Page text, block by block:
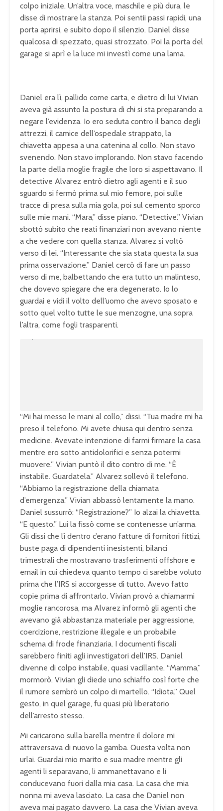
colpo iniziale. Un’altra voce, maschile e più dura, le
disse di mostrare la stanza. Poi sentii passi rapidi, una
porta aprirsi, e subito dopo il silenzio. Daniel disse
qualcosa di spezzato, quasi strozzato. Poi la porta del
garage si aprì e la luce mi investì come una lama.
Daniel era lì, pallido come carta, e dietro di lui Vivian
aveva già assunto la postura di chi si sta preparando a
negare l’evidenza. Io ero seduta contro il banco degli
attrezzi, il camice dell’ospedale strappato, la
chiavetta appesa a una catenina al collo. Non stavo
svenendo. Non stavo implorando. Non stavo facendo
la parte della moglie fragile che loro si aspettavano. Il
detective Alvarez entrò dietro agli agenti e il suo
sguardo si fermò prima sul mio femore, poi sulle
tracce di presa sulla mia gola, poi sul cemento sporco
sulle mie mani. “Mara,” disse piano. “Detective.” Vivian
sbottò subito che reati finanziari non avevano niente
a che vedere con quella stanza. Alvarez si voltò
verso di lei. “Interessante che sia stata questa la sua
prima osservazione.” Daniel cercò di fare un passo
verso di me, balbettando che era tutto un malinteso,
che dovevo spiegare che era degenerato. Io lo
guardai e vidi il volto dell’uomo che avevo sposato e
sotto quel volto tutte le sue menzogne, una sopra
l’altra, come fogli trasparenti.
“Mi hai messo le mani al collo,” dissi. “Tua madre mi ha
preso il telefono. Mi avete chiusa qui dentro senza
medicine. Avevate intenzione di farmi firmare la casa
mentre ero sotto antidolorifici e senza potermi
muovere.” Vivian puntò il dito contro di me. “È
instabile. Guardatela.” Alvarez sollevò il telefono.
“Abbiamo la registrazione della chiamata
d’emergenza.” Vivian abbassò lentamente la mano.
Daniel sussurrò: “Registrazione?” Io alzai la chiavetta.
“E questo.” Lui la fissò come se contenesse un’arma.
Gli dissi che lì dentro c’erano fatture di fornitori fittizi,
buste paga di dipendenti inesistenti, bilanci
trimestrali che mostravano trasferimenti offshore e
email in cui chiedeva quanto tempo ci sarebbe voluto
prima che l’IRS si accorgesse di tutto. Avevo fatto
copie prima di affrontarlo. Vivian provò a chiamarmi
moglie rancorosa, ma Alvarez informò gli agenti che
avevano già abbastanza materiale per aggressione,
coercizione, restrizione illegale e un probabile
schema di frode finanziaria. I documenti fiscali
sarebbero finiti agli investigatori dell’IRS. Daniel
divenne di colpo instabile, quasi vacillante. “Mamma,”
mormorò. Vivian gli diede uno schiaffo così forte che
il rumore sembrò un colpo di martello. “Idiota.” Quel
gesto, in quel garage, fu quasi più liberatorio
dell’arresto stesso.
Mi caricarono sulla barella mentre il dolore mi
attraversava di nuovo la gamba. Questa volta non
urlai. Guardai mio marito e sua madre mentre gli
agenti li separavano, li ammanettavano e li
conducevano fuori dalla mia casa. La casa che mia
nonna mi aveva lasciato. La casa che Daniel non
aveva mai pagato davvero. La casa che Vivian aveva